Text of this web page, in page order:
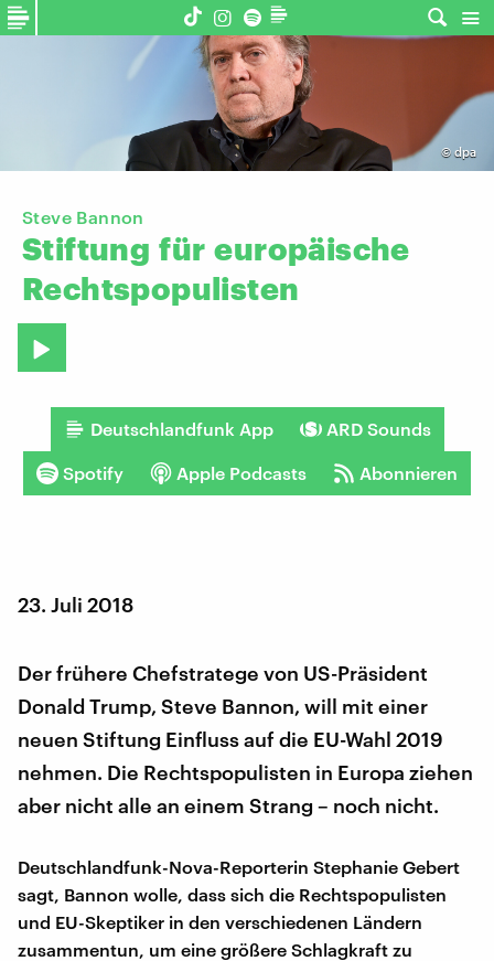
© dpa
Steve Bannon
Stiftung für europäische
Rechtspopulisten
Deutschlandfunk App ARD Sounds
Spotify Apple Podcasts Abonnieren
23. Juli 2018
Der frühere Chefstratege von US-Präsident
Donald Trump, Steve Bannon, will mit einer
neuen Stiftung Einfluss auf die EU-Wahl 2019
nehmen. Die Rechtspopulisten in Europa ziehen
aber nicht alle an einem Strang – noch nicht.
Deutschlandfunk-Nova-Reporterin Stephanie Gebert
sagt, Bannon wolle, dass sich die Rechtspopulisten
und EU-Skeptiker in den verschiedenen Ländern
zusammentun, um eine größere Schlagkraft zu